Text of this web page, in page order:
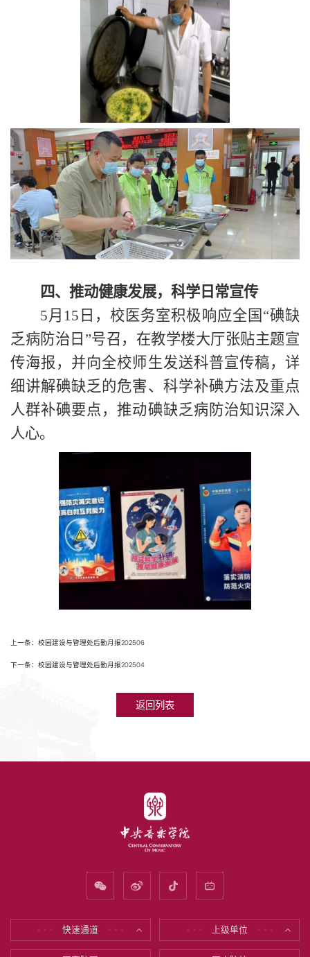
四、 推动健康发展，科学日常宣传
5月15日，校医务室积极响应全国“碘缺
乏病防治日”号召，在教学楼大厅张贴主题宣
传海报，并向全校师生发送科普宣传稿，详
细讲解碘缺乏的危害、科学补碘方法及重点
人群补碘要点，推动碘缺乏病防治知识深入
人心。
上一条：校园建设与管理处后勤月报202506
下一条：校园建设与管理处后勤月报202504
返回列表
快速通道 上级单位